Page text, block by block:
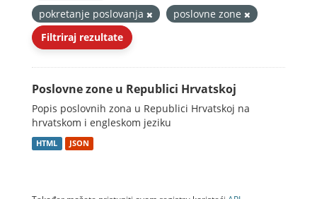
pokretanje poslovanja
poslovne zone
Filtriraj rezultate
Poslovne zone u Republici Hrvatskoj
Popis poslovnih zona u Republici Hrvatskoj na
hrvatskom i engleskom jeziku
HTML JSON